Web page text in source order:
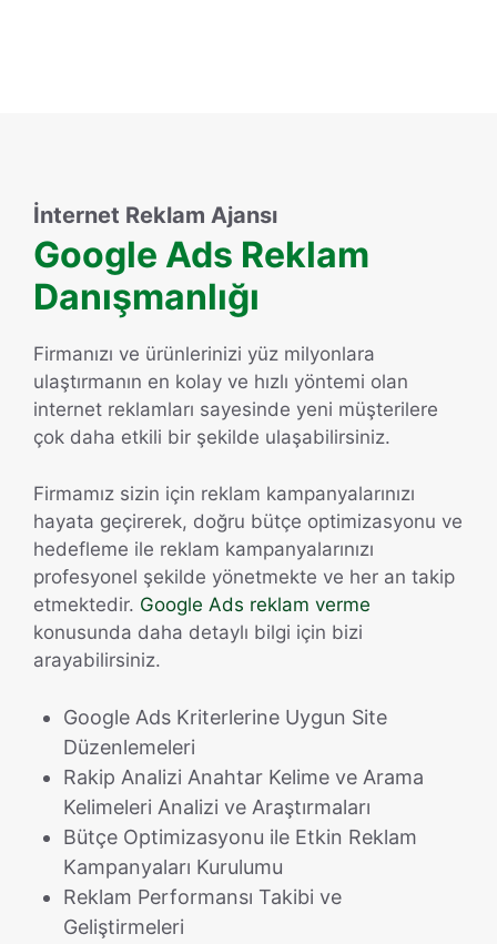
İnternet Reklam Ajansı
Google Ads Reklam
Danışmanlığı
Firmanızı ve ürünlerinizi yüz milyonlara
ulaştırmanın en kolay ve hızlı yöntemi olan
internet reklamları sayesinde yeni müşterilere
çok daha etkili bir şekilde ulaşabilirsiniz.
Firmamız sizin için reklam kampanyalarınızı
hayata geçirerek, doğru bütçe optimizasyonu ve
hedefleme ile reklam kampanyalarınızı
profesyonel şekilde yönetmekte ve her an takip
etmektedir. Google Ads reklam verme
konusunda daha detaylı bilgi için bizi
arayabilirsiniz.
Google Ads Kriterlerine Uygun Site
Düzenlemeleri
Rakip Analizi Anahtar Kelime ve Arama
Kelimeleri Analizi ve Araştırmaları
Bütçe Optimizasyonu ile Etkin Reklam
Kampanyaları Kurulumu
Reklam Performansı Takibi ve
Geliştirmeleri